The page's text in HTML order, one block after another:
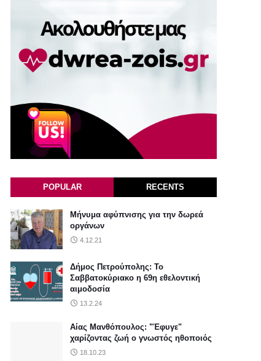
POPULAR RECENTS
Μήνυμα αφύπνισης για την δωρεά
οργάνων
4.12.21
Δήμος Πετρούπολης: Το
Σαββατοκύριακο η 69η εθελοντική
αιμοδοσία
13.2.24
Αίας Μανθόπουλος: "Έφυγε"
χαρίζοντας ζωή ο γνωστός ηθοποιός
18.10.23